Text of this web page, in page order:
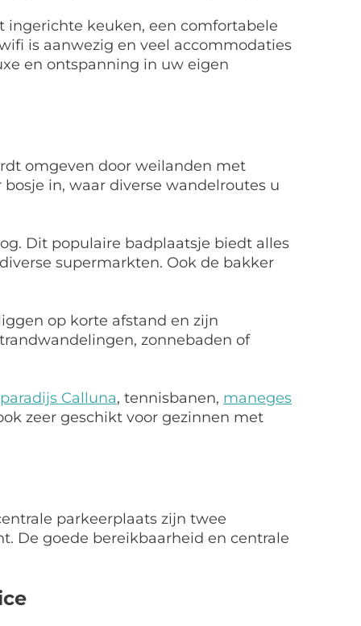
ingerichte keuken, een comfortabele
is aanwezig en veel accommodaties
en ontspanning in uw eigen
omgeven door weilanden met
in, waar diverse wandelroutes u
Dit populaire badplaatsje biedt alles
supermarkten. Ook de bakker
op korte afstand en zijn
zonnebaden of
Calluna, tennisbanen, maneges
zeer geschikt voor gezinnen met
parkeerplaats zijn twee
De goede bereikbaarheid en centrale